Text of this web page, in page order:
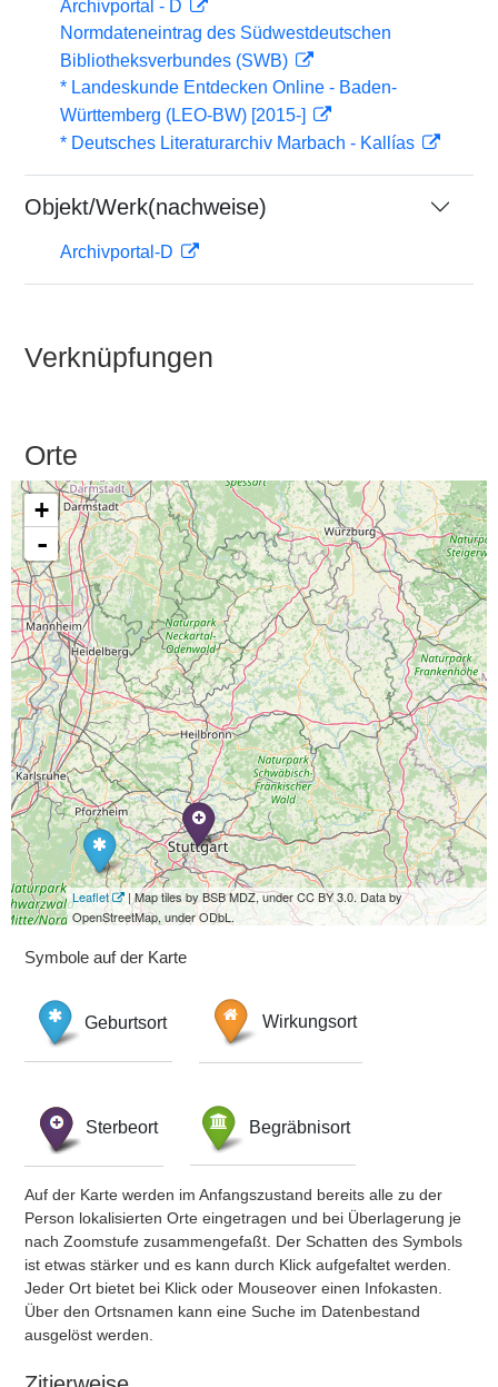
Archivportal - D
Normdateneintrag des Südwestdeutschen
Bibliotheksverbundes (SWB)
* Landeskunde Entdecken Online - Baden-
Württemberg (LEO-BW) [2015-]
* Deutsches Literaturarchiv Marbach - Kallías
Objekt/Werk(nachweise)
Archivportal-D
Verknüpfungen
Orte
+
-
Leaflet
| Map tiles by BSB MDZ, under CC BY 3.0. Data by
OpenStreetMap, under ODbL.
Symbole auf der Karte
Geburtsort Wirkungsort
Sterbeort Begräbnisort
Auf der Karte werden im Anfangszustand bereits alle zu der
Person lokalisierten Orte eingetragen und bei Überlagerung je
nach Zoomstufe zusammengefaßt. Der Schatten des Symbols
ist etwas stärker und es kann durch Klick aufgefaltet werden.
Jeder Ort bietet bei Klick oder Mouseover einen Infokasten.
Über den Ortsnamen kann eine Suche im Datenbestand
ausgelöst werden.